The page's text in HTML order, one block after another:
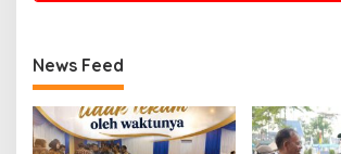
News Feed